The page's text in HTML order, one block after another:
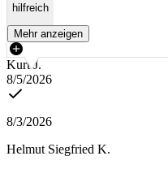
hilfreich
Mehr anzeigen
Kurt J.
8/5/2026
8/3/2026
Helmut Siegfried K.